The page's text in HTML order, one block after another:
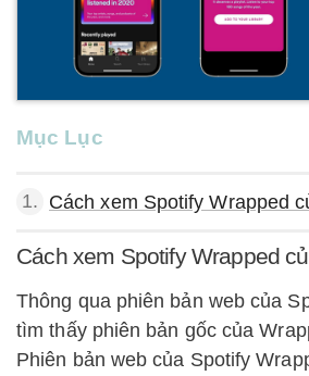
Mục Lục
1. Cách xem Spotify Wrapped
Cách xem Spotify Wrapped
Thông qua phiên bản web của
tìm thấy phiên bản gốc của
Phiên bản web của Spotify